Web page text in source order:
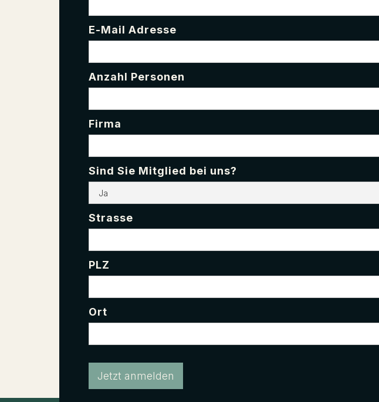
E-Mail Adresse
Anzahl Personen
Firma
Sind Sie Mitglied bei uns?
Strasse
PLZ
Ort